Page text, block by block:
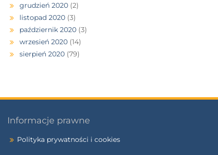
grudzień 2020 (2)
listopad 2020 (3)
październik 2020 (3)
wrzesień 2020 (14)
sierpień 2020 (79)
Informacje prawne
Polityka prywatności i cookies